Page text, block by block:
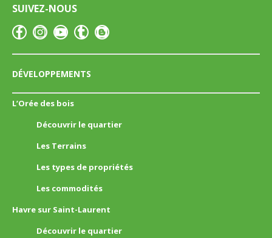
SUIVEZ-NOUS
DÉVELOPPEMENTS
L’Orée des bois
Découvrir le quartier
Les Terrains
Les types de propriétés
Les commodités
Havre sur Saint-Laurent
Découvrir le quartier